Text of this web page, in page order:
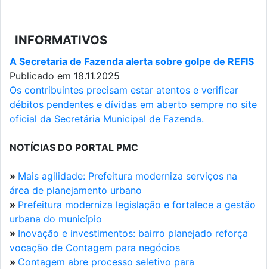
INFORMATIVOS
A Secretaria de Fazenda alerta sobre golpe de REFIS
Publicado em 18.11.2025
Os contribuintes precisam estar atentos e verificar
débitos pendentes e dívidas em aberto sempre no site
oficial da Secretária Municipal de Fazenda.
NOTÍCIAS DO PORTAL PMC
» Mais agilidade: Prefeitura moderniza serviços na
área de planejamento urbano
» Prefeitura moderniza legislação e fortalece a gestão
urbana do município
» Inovação e investimentos: bairro planejado reforça
vocação de Contagem para negócios
» Contagem abre processo seletivo para